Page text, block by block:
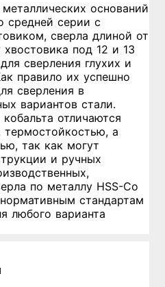
оснований
средней серии с
сверла длиной от
под 12 и 13
сверления глухих и
правило их успешно
сверления в
вариантов стали.
отличаются
термостойкостью, а
так как могут
и ручных
по металлу HSS-Co
стандартам
любого варианта